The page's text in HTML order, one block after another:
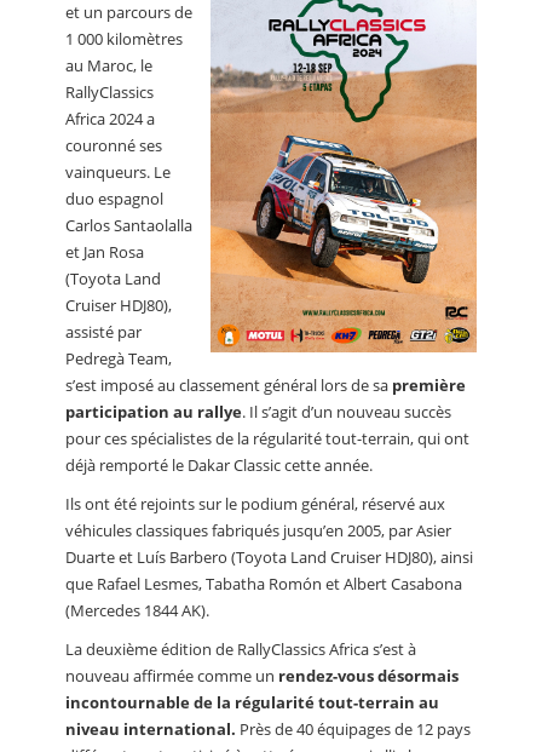
et un parcours de
1 000 kilomètres
au Maroc, le
RallyClassics
Africa 2024 a
couronné ses
vainqueurs. Le
duo espagnol
Carlos Santaolalla
et Jan Rosa
(Toyota Land
Cruiser HDJ80),
assisté par
Pedregà Team,
s’est imposé au classement général lors de sa première
participation au rallye. Il s’agit d’un nouveau succès
pour ces spécialistes de la régularité tout-terrain, qui ont
déjà remporté le Dakar Classic cette année.
Ils ont été rejoints sur le podium général, réservé aux
véhicules classiques fabriqués jusqu’en 2005, par Asier
Duarte et Luís Barbero (Toyota Land Cruiser HDJ80), ainsi
que Rafael Lesmes, Tabatha Romón et Albert Casabona
(Mercedes 1844 AK).
La deuxième édition de RallyClassics Africa s’est à
nouveau affirmée comme un rendez-vous désormais
incontournable de la régularité tout-terrain au
niveau international. Près de 40 équipages de 12 pays